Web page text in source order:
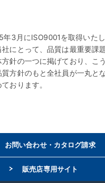
年3月にISO9001を取得いた
にとって、品質は最重要課
針の一つに掲げており、こ
方針のもと全社員が一丸と
おります。
お問い合わせ・カタログ請求
販売店専用サイト